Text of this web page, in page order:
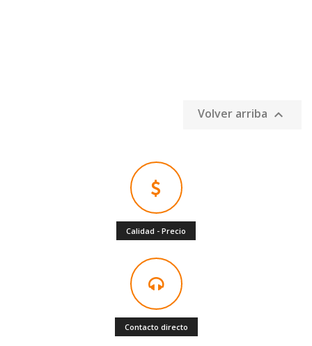
Volver arriba 
Calidad - Precio
Contacto directo